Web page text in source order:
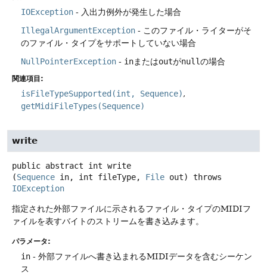
IOException - 入出力例外が発生した場合
IllegalArgumentException - このファイル・ライターがそ
のファイル・タイプをサポートしていない場合
NullPointerException - inまたはoutがnullの場合
関連項目:
isFileTypeSupported(int, Sequence)
getMidiFileTypes(Sequence)
write
public abstract int write
(Sequence in, int fileType, File out)
throws
IOException
指定された外部ファイルに示されるファイル・タイプのMIDIフ
ァイルを表すバイトのストリームを書き込みます。
パラメータ:
in - 外部ファイルへ書き込まれるMIDIデータを含むシーケン
ス